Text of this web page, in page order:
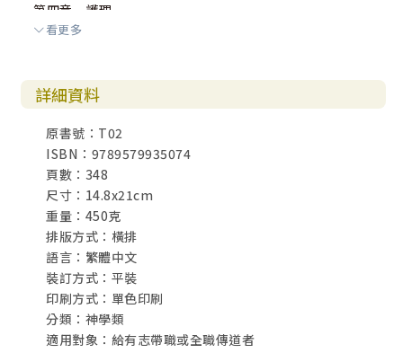
第四章 護理
A. 護理的概說
卷三：在與神關係中人的教義
‧在原始狀態中的人
第一章 人受造的性質
A. 人性的基本要素
B. 個人靈魂的起源
第二章 具有神形象的人與工作之約中的人
A. 具有神形像的人
B. 工作之約中的人
‧在罪惡狀態中的人
第一章 罪的起源與本質
A. 在人類墮落中罪的起源
B. 罪的本質
看更多
詳細資料
原書號：T02
ISBN：9789579935074
頁數：348
尺寸：14.8x21cm
重量：450克
排版方式：橫排
語言：繁體中文
裝訂方式：平裝
印刷方式：單色印刷
分類：神學類
適用對象：給有志帶職或全職傳道者